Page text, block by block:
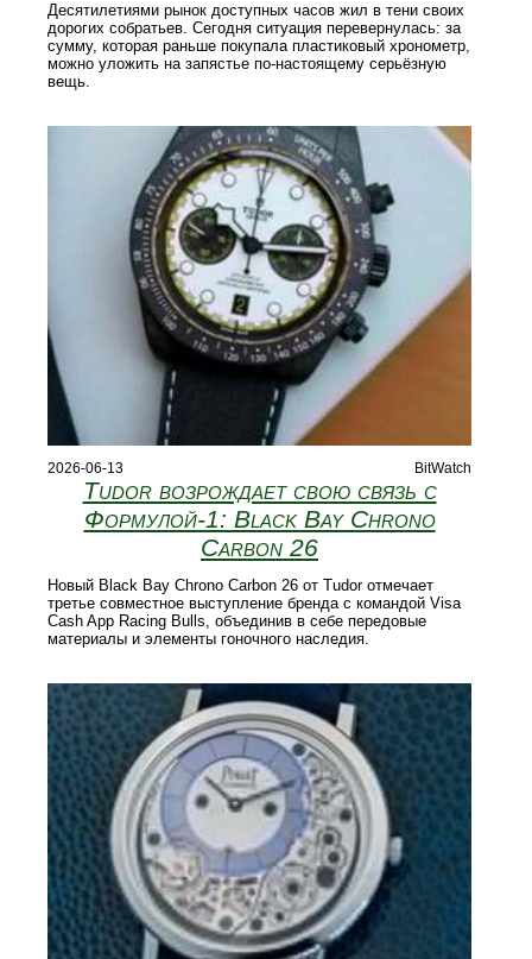
Десятилетиями рынок доступных часов жил в тени своих
дорогих собратьев. Сегодня ситуация перевернулась: за
сумму, которая раньше покупала пластиковый хронометр,
можно уложить на запястье по-настоящему серьёзную
вещь.
2026-06-13 BitWatch
Tudor возрождает свою связь с
Формулой‑1: Black Bay Chrono
Carbon 26
Новый Black Bay Chrono Carbon 26 от Tudor отмечает
третье совместное выступление бренда с командой Visa
Cash App Racing Bulls, объединив в себе передовые
материалы и элементы гоночного наследия.